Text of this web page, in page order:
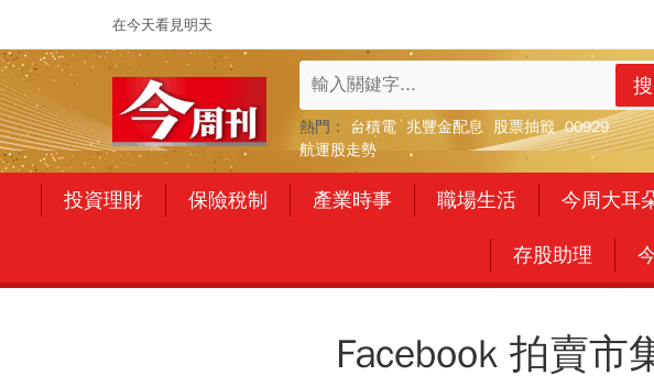
在今天看見明天
熱門： 台積電 兆豐金配息 股票抽籤 00929
航運股走勢
投資理財 保險稅制 產業時事 職場生活 今周大耳
存股助理
Facebook 拍賣市